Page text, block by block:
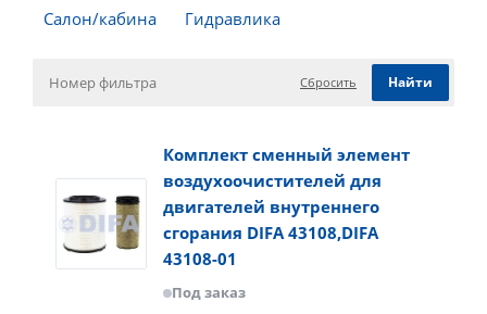
Салон/кабина
Гидравлика
Сбросить
Комплект сменный элемент
воздухоочистителей для
двигателей внутреннего
сгорания DIFA 43108,DIFA
43108-01
Под заказ